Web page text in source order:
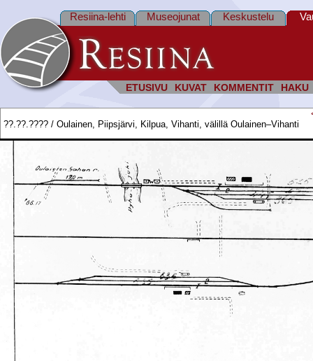
ETUSIVU KUVAT KOMMENTIT HAKU
Resiina-lehti Museojunat Keskustelu
??.??.???? / Oulainen, Piipsjärvi, Kilpua, Vihanti, välillä Oulainen–Vihanti